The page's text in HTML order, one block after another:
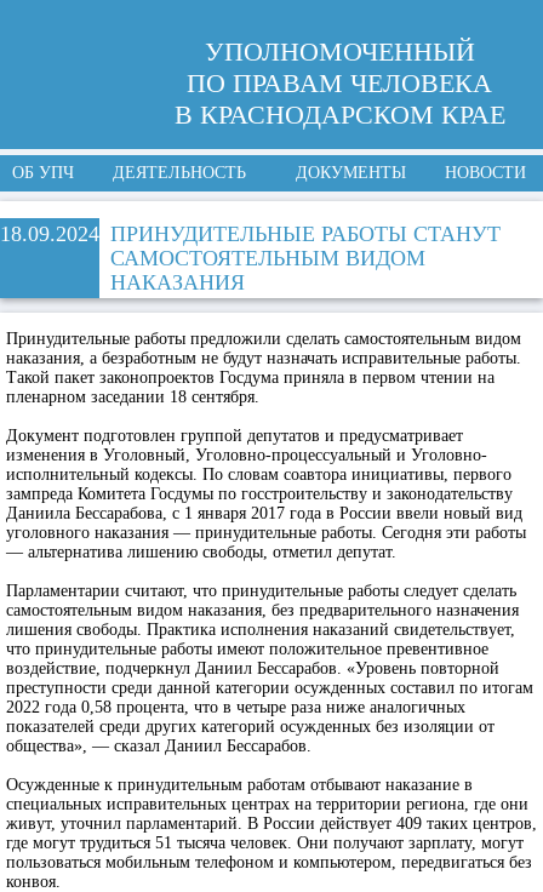
УПОЛНОМОЧЕННЫЙ
ПО ПРАВАМ ЧЕЛОВЕКА
В КРАСНОДАРСКОМ КРАЕ
ОБ УПЧ ДЕЯТЕЛЬНОСТЬ ДОКУМЕНТЫ НОВОСТИ
18.09.2024 ПРИНУДИТЕЛЬНЫЕ РАБОТЫ СТАНУТ
САМОСТОЯТЕЛЬНЫМ ВИДОМ
НАКАЗАНИЯ
Принудительные работы предложили сделать самостоятельным видом
наказания, а безработным не будут назначать исправительные работы.
Такой пакет законопроектов Госдума приняла в первом чтении на
пленарном заседании 18 сентября.
Документ подготовлен группой депутатов и предусматривает
изменения в Уголовный, Уголовно-процессуальный и Уголовно-
исполнительный кодексы. По словам соавтора инициативы, первого
зампреда Комитета Госдумы по госстроительству и законодательству
Даниила Бессарабова, с 1 января 2017 года в России ввели новый вид
уголовного наказания — принудительные работы. Сегодня эти работы
— альтернатива лишению свободы, отметил депутат.
Парламентарии считают, что принудительные работы следует сделать
самостоятельным видом наказания, без предварительного назначения
лишения свободы. Практика исполнения наказаний свидетельствует,
что принудительные работы имеют положительное превентивное
воздействие, подчеркнул Даниил Бессарабов. «Уровень повторной
преступности среди данной категории осужденных составил по итогам
2022 года 0,58 процента, что в четыре раза ниже аналогичных
показателей среди других категорий осужденных без изоляции от
общества», — сказал Даниил Бессарабов.
Осужденные к принудительным работам отбывают наказание в
специальных исправительных центрах на территории региона, где они
живут, уточнил парламентарий. В России действует 409 таких центров,
где могут трудиться 51 тысяча человек. Они получают зарплату, могут
пользоваться мобильным телефоном и компьютером, передвигаться без
конвоя.